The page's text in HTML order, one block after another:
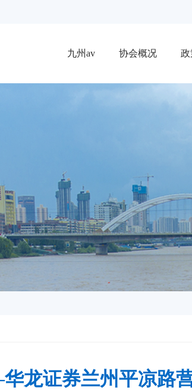
九州av 协会概况 政
龙证券兰州平凉路